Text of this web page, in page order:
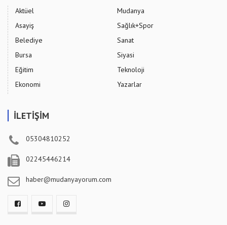
Aktüel
Asayiş
Belediye
Bursa
Eğitim
Ekonomi
Mudanya
Sağlık+Spor
Sanat
Siyasi
Teknoloji
Yazarlar
İLETİŞİM
05304810252
02245446214
haber@mudanyayorum.com